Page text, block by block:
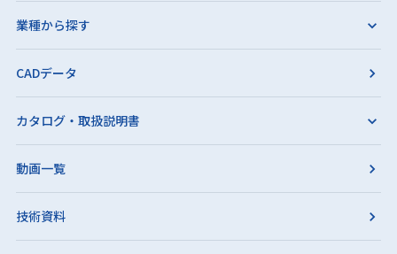
業種から探す
CADデータ
カタログ・取扱説明書
動画一覧
技術資料